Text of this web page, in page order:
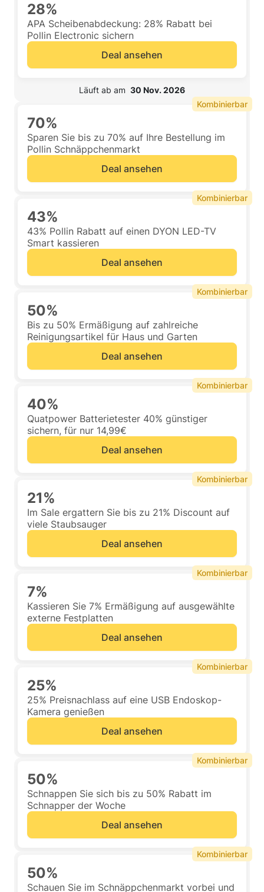
28%
APA Scheibenabdeckung: 28% Rabatt bei
Pollin Electronic sichern
Deal ansehen
Läuft ab am 30 Nov. 2026
70%
Sparen Sie bis zu 70% auf Ihre Bestellung im
Pollin Schnäppchenmarkt
Deal ansehen
Kombinierbar
43%
43% Pollin Rabatt auf einen DYON LED-TV
Smart kassieren
Deal ansehen
Kombinierbar
50%
Bis zu 50% Ermäßigung auf zahlreiche
Reinigungsartikel für Haus und Garten
Deal ansehen
Kombinierbar
40%
Quatpower Batterietester 40% günstiger
sichern, für nur 14,99€
Deal ansehen
Kombinierbar
21%
Im Sale ergattern Sie bis zu 21% Discount auf
viele Staubsauger
Deal ansehen
Kombinierbar
7%
Kassieren Sie 7% Ermäßigung auf ausgewählte
externe Festplatten
Deal ansehen
Kombinierbar
25%
25% Preisnachlass auf eine USB Endoskop-
Kamera genießen
Deal ansehen
Kombinierbar
50%
Schnappen Sie sich bis zu 50% Rabatt im
Schnapper der Woche
Deal ansehen
Kombinierbar
50%
Schauen Sie im Schnäppchenmarkt vorbei und
Kombinierbar